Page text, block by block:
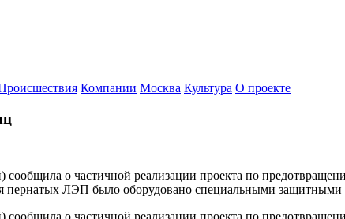
Компании Москва Культура О проекте
о частичной реализации проекта по
пернатых ЛЭП было оборудовано специальными защитными